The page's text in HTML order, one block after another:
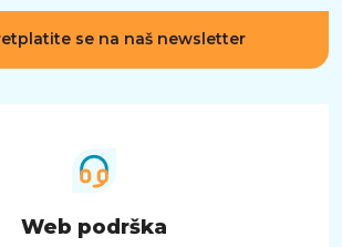
se na naš newsletter
Web podrška